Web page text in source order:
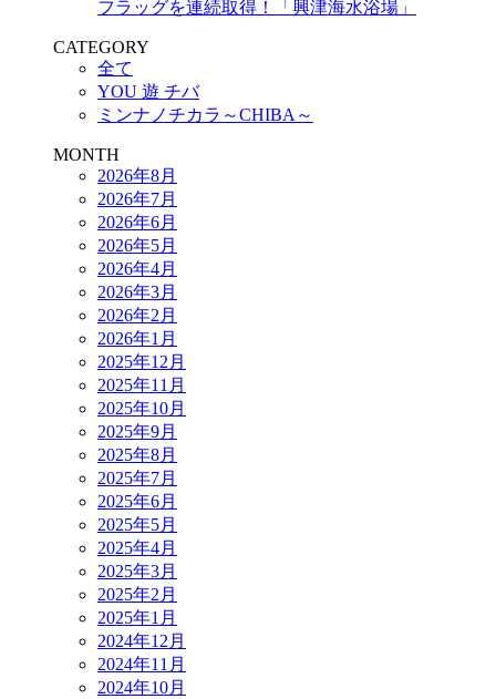
フラッグを連続取得！「興津海水浴場」
CATEGORY
全て
YOU 遊 チバ
ミンナノチカラ～CHIBA～
MONTH
2026年8月
2026年7月
2026年6月
2026年5月
2026年4月
2026年3月
2026年2月
2026年1月
2025年12月
2025年11月
2025年10月
2025年9月
2025年8月
2025年7月
2025年6月
2025年5月
2025年4月
2025年3月
2025年2月
2025年1月
2024年12月
2024年11月
2024年10月